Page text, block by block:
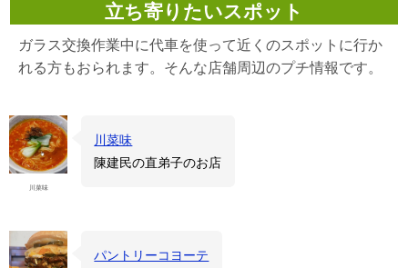
立ち寄りたいスポット
ガラス交換作業中に代車を使って近くのスポットに行か
れる方もおられます。そんな店舗周辺のプチ情報です。
川菜味
川菜味
陳建民の直弟子のお店
パントリーコヨーテ